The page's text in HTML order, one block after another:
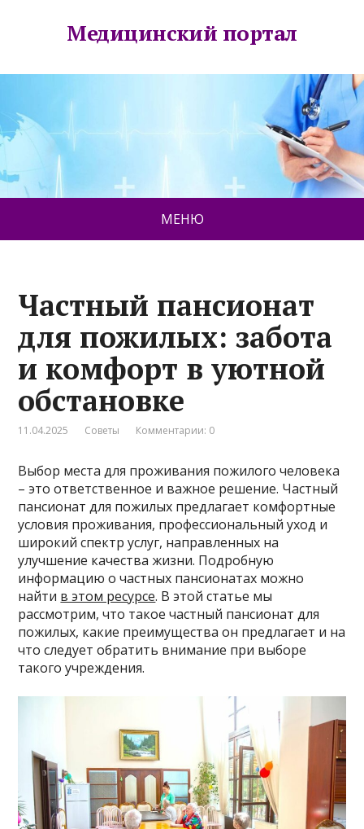
Медицинский портал
МЕНЮ
Частный пансионат
для пожилых: забота
и комфорт в уютной
обстановке
11.04.2025 Советы Комментарии: 0
Выбор места для проживания пожилого человека
– это ответственное и важное решение. Частный
пансионат для пожилых предлагает комфортные
условия проживания, профессиональный уход и
широкий спектр услуг, направленных на
улучшение качества жизни. Подробную
информацию о частных пансионатах можно
найти в этом ресурсе. В этой статье мы
рассмотрим, что такое частный пансионат для
пожилых, какие преимущества он предлагает и на
что следует обратить внимание при выборе
такого учреждения.